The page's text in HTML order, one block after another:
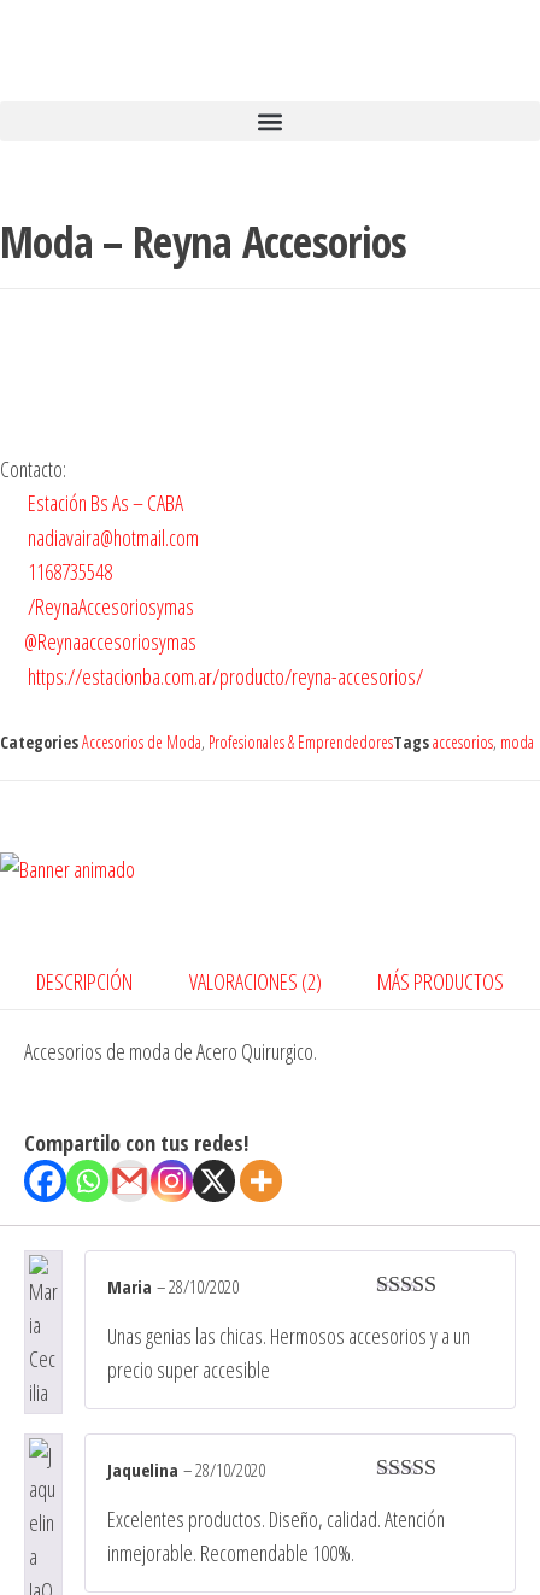
Moda – Reyna Accesorios
Contacto:
Estación Bs As – CABA
nadiavaira@hotmail.com
1168735548
/ReynaAccesoriosymas
@Reynaaccesoriosymas
https://estacionba.com.ar/producto/reyna-accesorios/
CategoriesAccesorios de Moda, Profesionales & EmprendedoresTagsaccesorios, moda
DESCRIPCIÓN VALORACIONES (2) MÁS PRODUCTOS
Accesorios de moda de Acero Quirurgico.
Compartilo con tus redes!
5de 5
Maria –28/10/2020
Unas genias las chicas. Hermosos accesorios y a un
precio super accesible
5de 5
Jaquelina –28/10/2020
Excelentes productos. Diseño, calidad. Atención
inmejorable. Recomendable 100%.